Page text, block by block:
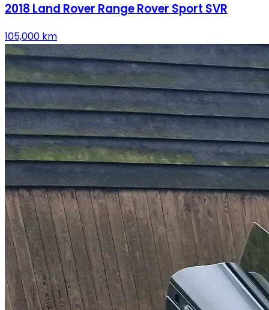
2018 Land Rover Range Rover Sport SVR
105,000 km